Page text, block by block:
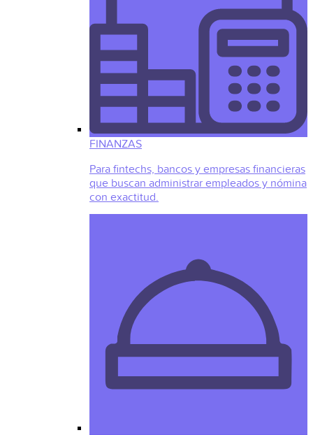
FINANZAS
Para fintechs, bancos y empresas financieras
que buscan administrar empleados y nómina
con exactitud.